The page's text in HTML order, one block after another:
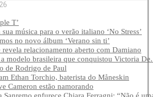
T’
música para o verão italiano ‘No Stress’
no novo álbum ‘Verano sin ti’
relacionamento aberto com Damiano
a modelo brasileira que conquistou Victoria
de Rodrigo de Paul
Ethan Torchio, baterista do Måneskin
Cameron estão namorando